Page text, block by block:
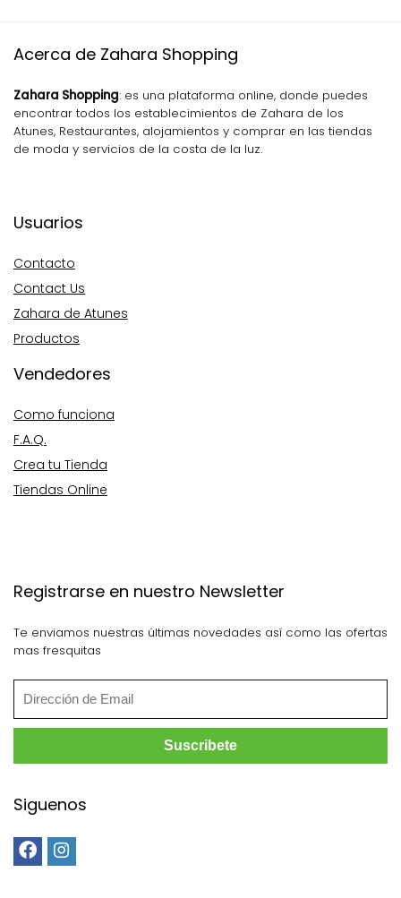
Acerca de Zahara Shopping
Zahara Shopping: es una plataforma online, donde puedes
encontrar todos los establecimientos de Zahara de los
Atunes, Restaurantes, alojamientos y comprar en las tiendas
de moda y servicios de la costa de la luz.
Usuarios
Contacto
Contact Us
Zahara de Atunes
Productos
Vendedores
Como funciona
F.A.Q.
Crea tu Tienda
Tiendas Online
Registrarse en nuestro Newsletter
Te enviamos nuestras últimas novedades así como las ofertas
mas fresquitas
Siguenos